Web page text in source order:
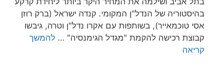
בהיסטוריה של הנדל"ן המקומי. קנדה ישראל (ברק רוזן
אסי טוכמאייר), בשותפות עם אקרו נדל"ן וטרה, גיבשו
קבוצת רכישה להקמת "מגדל הגימנסיה" … להמשך
קריאה